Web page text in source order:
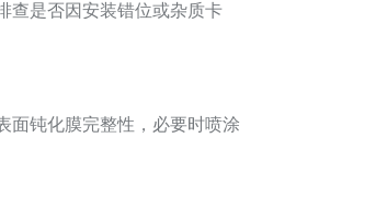
查是否因安装错位或杂质卡
面钝化膜完整性，必要时喷涂